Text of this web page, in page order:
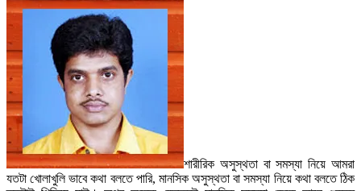
শারীরিক অসুস্থতা বা সমস্যা নিয়ে আমরা
যতটা খোলাখুলি ভাবে কথা বলতে পারি, মানসিক অসুস্থতা বা সমস্যা নিয়ে কথা বলতে ঠিক